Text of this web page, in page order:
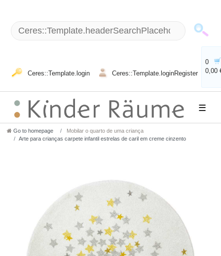
Ceres::Template.login Ceres::Template.loginRegister
0
0,00
☰
Go to homepage
Mobilar o quarto de uma criança
Arte para crianças carpete infantil estrelas de caril em creme cinzento